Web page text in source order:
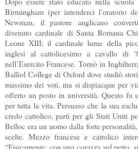
Birmingham (per intenderci l’oratorio
Newman, il pastore anglicano
divenuto cardinale di Santa Romana
Leone XIII; il cardinale lume della
inglesi al cattolicesimo a cavallo di
nell’Esercito Francese. Tornò in
Balliol College di Oxford dove studiò
massimo dei voti, ma si dispiacque per
offerto un posto in università. Questo fu
per tutta la vita. Persuaso che la sua
credo cattolico, parti per gli Stati Uniti
Belloc era un uomo dalla forte
scelte. Mezzo francese e cattolico
“Fisicamente, con una corazza sul petto,